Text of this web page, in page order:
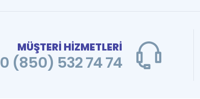
MÜŞTERİ HİZMETLERİ
0 (850) 532 74 74